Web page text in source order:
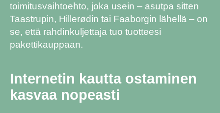
toimitusvaihtoehto, joka usein – asutpa sitten
Taastrupin, Hillerødin tai Faaborgin lähellä – on
se, että rahdinkuljettaja tuo tuotteesi
pakettikauppaan.
Internetin kautta ostaminen
kasvaa nopeasti